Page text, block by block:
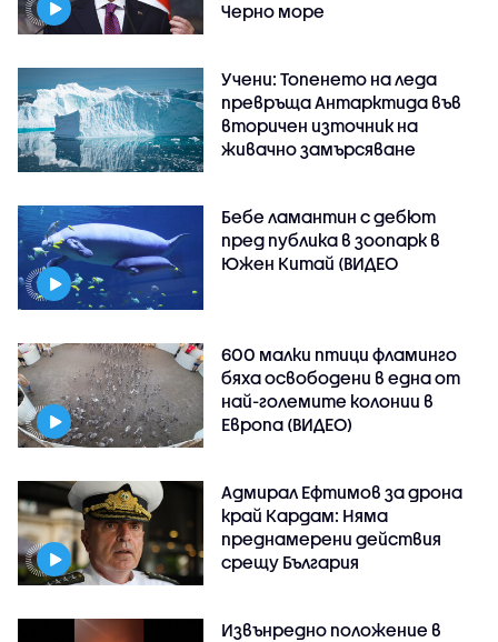
Черно море
Учени: Топенето на леда
превръща Антарктида във
вторичен източник на
живачно замърсяване
Бебе ламантин с дебют
пред публика в зоопарк в
Южен Китай (ВИДЕО
600 малки птици фламинго
бяха освободени в една от
най-големите колонии в
Европа (ВИДЕО)
Адмирал Ефтимов за дрона
край Кардам: Няма
преднамерени действия
срещу България
Извънредно положение в